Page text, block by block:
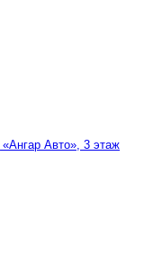
«Ангар Авто», 3 этаж